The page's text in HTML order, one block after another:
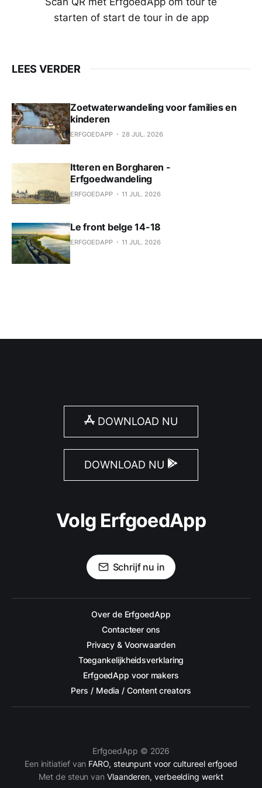
starten of start de tour in de app
LEES VERDER
Zoetwaterwandeling voor families en
kinderen
ERFGOEDAPP 28 JUL. 2026
Itteren en Borgharen -
Erfgoedwandeling
ERFGOEDAPP 11 JUL. 2026
Le front belge 14-18
ERFGOEDAPP 11 JUL. 2026
DOWNLOAD NU
DOWNLOAD NU
Volg ErfgoedApp
Schrijf nu in
Over de ErfgoedApp
Contacteer ons
Privacy & Voorwaarden
Toegankelijkheidsverklaring
ErfgoedApp voor makers
Pers / Media / Content creators
ErfgoedApp © 2026
Een initiatief van FARO, steunpunt voor cultureel erfgoed
Met de steun van Vlaanderen, verbeelding werkt